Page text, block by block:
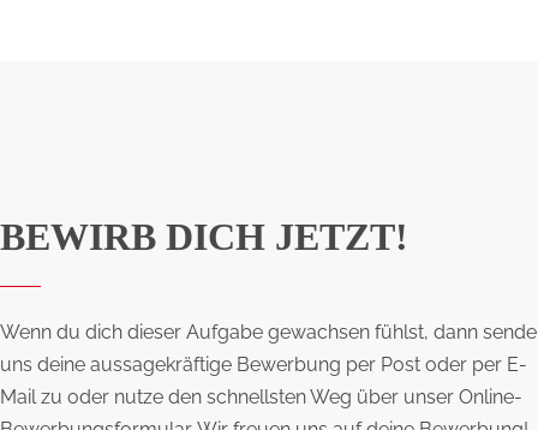
BEWIRB DICH JETZT!
Wenn du dich dieser Aufgabe gewachsen fühlst, dann sende
uns deine aussagekräftige Bewerbung per Post oder per E-
Mail zu oder nutze den schnellsten Weg über unser Online-